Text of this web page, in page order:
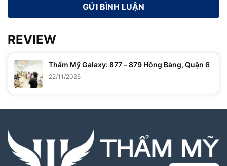
REVIEW
Thẩm Mỹ Galaxy: 877 – 879 Hồng Bàng, Quận 6
22/11/2025